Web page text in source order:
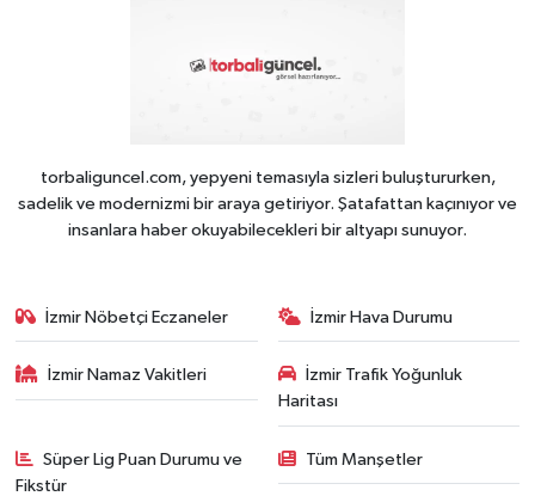
torbaliguncel.com, yepyeni temasıyla sizleri buluştururken,
sadelik ve modernizmi bir araya getiriyor. Şatafattan kaçınıyor ve
insanlara haber okuyabilecekleri bir altyapı sunuyor.
İzmir Nöbetçi Eczaneler İzmir Hava Durumu
İzmir Namaz Vakitleri
İzmir Trafik Yoğunluk
Haritası
Süper Lig Puan Durumu ve
Fikstür
Tüm Manşetler